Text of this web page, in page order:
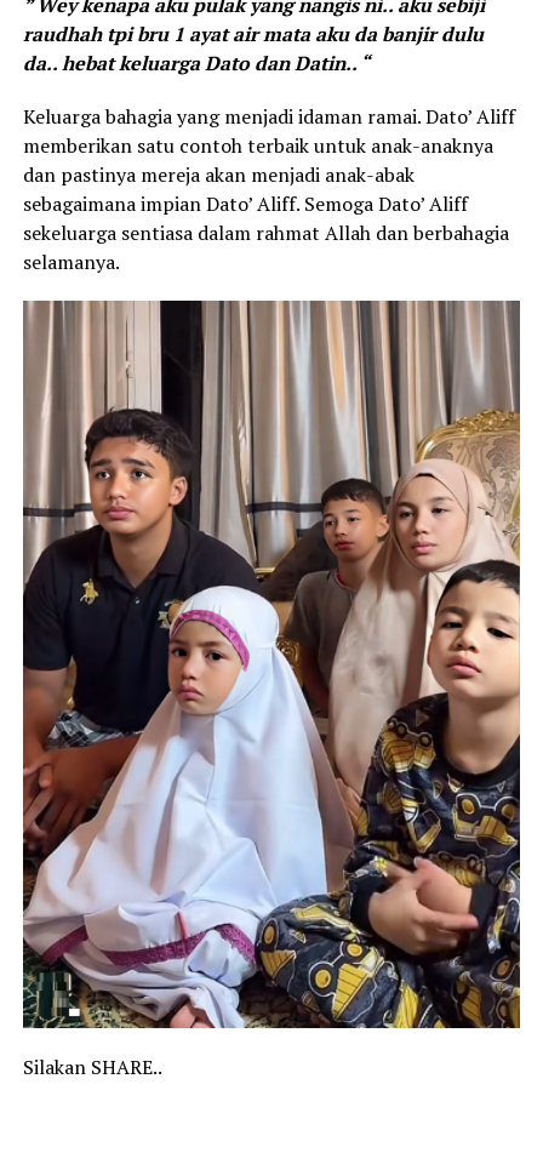
raudhah tpi bru 1 ayat air mata aku da banjir dulu
da.. hebat keluarga Dato dan Datin.. “
Keluarga bahagia yang menjadi idaman ramai. Dato’ Aliff
memberikan satu contoh terbaik untuk anak-anaknya
dan pastinya mereja akan menjadi anak-abak
sebagaimana impian Dato’ Aliff. Semoga Dato’ Aliff
sekeluarga sentiasa dalam rahmat Allah dan berbahagia
selamanya.
Silakan SHARE..